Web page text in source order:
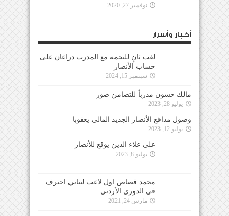
نوفمبر 27, 2020
أخبار وأسرار
لقب ثانٍ للنجمة مع المدرب دراغان على
حساب الأنصار
سبتمبر 15, 2024
مالك حسون مدرباً للتضامن صور
يوليو 28, 2023
وصول مدافع الأنصار الجديد المالي يعقوبا
يوليو 12, 2023
علي علاء الدين يوقع للأنصار
يوليو 8, 2023
محمد قصاص اول لاعب لبناني احترف
في الدوري الأردني
مارس 24, 2021